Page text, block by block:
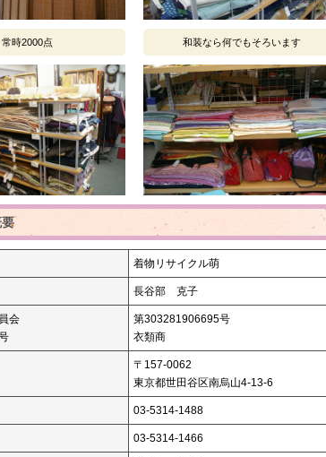
常時2000点 和装なら何でもそろいます
着物リサイクル萌
長谷部 克子
会
第303281906695号
衣類商
〒157-0062
東京都世田谷区南烏山4-13-6
03-5314-1488
03-5314-1466